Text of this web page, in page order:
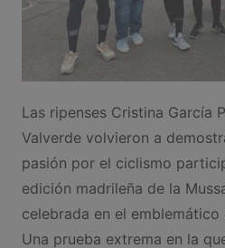
Las ripenses Cristina García
Valverde volvieron a
pasión por el ciclismo
edición madrileña de la
celebrada en el
Una prueba extrema en la